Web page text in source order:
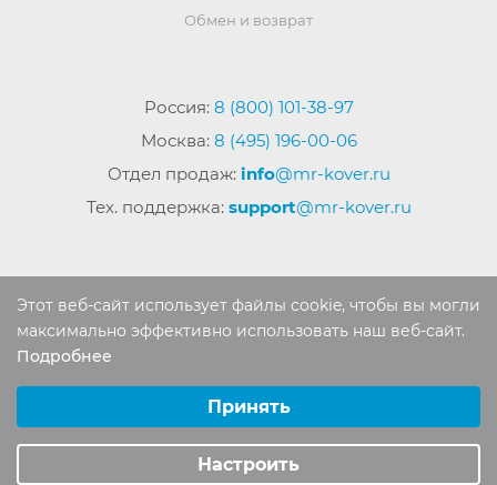
Обмен и возврат
Россия: 8 (800) 101-38-97
Москва: 8 (495) 196-00-06
Отдел продаж: info@mr-kover.ru
Тех. поддержка: support@mr-kover.ru
2022-2026 © Интернет магазинMR-KOVER.RU
Авторские права защищены. Воспроизведение
материалов сайта без письменного разрешения
Этот веб-сайт использует файлы cookie, чтобы вы могли
максимально эффективно использовать наш веб-сайт.
Подробнее
Аналитические/Функциональные
Принять
Настроить